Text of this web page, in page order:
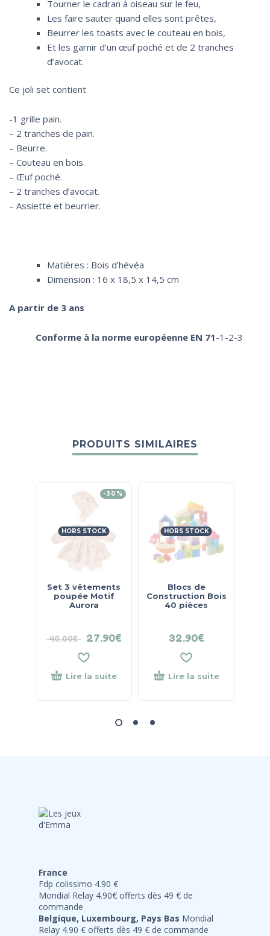
Tourner le cadran à oiseau sur le feu,
Les faire sauter quand elles sont prêtes,
Beurrer les toasts avec le couteau en bois,
Et les garnir d’un œuf poché et de 2 tranches
d’avocat.
Ce joli set contient
-1 grille pain.
– 2 tranches de pain.
– Beurre.
– Couteau en bois.
– Œuf poché.
– 2 tranches d’avocat.
– Assiette et beurrier.
Matières : Bois d’hévéa
Dimension : 16 x 18,5 x 14,5 cm
A partir de 3 ans
Conforme à la norme européenne EN 71-1-2-3
PRODUITS SIMILAIRES
-30%
HORS STOCK
Set 3 vêtements
poupée Motif
Aurora
40.00€ 27.90€
Lire la suite
HORS STOCK
Blocs de
Construction Bois
40 pièces
32.90€
Lire la suite
France
Fdp colissimo 4.90 €
Mondial Relay 4.90€ offerts dès 49 € de
commande
Belgique, Luxembourg, Pays Bas Mondial
Relay 4.90 € offerts dès 49 € de commande